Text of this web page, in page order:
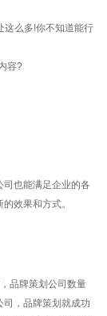
这么多!你不知道能行
容?
也能满足企业的各
效果和方式。
品牌策划公司数量
，品牌策划就成功